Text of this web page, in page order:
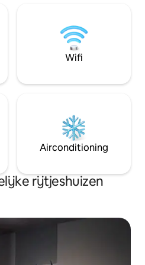
in Milaan. Design, comfort en cultuur
voor de deur. 🌟
afstand van
kunst en
of zakenreizen
Wifi
Airconditioning
rijtjeshuizen